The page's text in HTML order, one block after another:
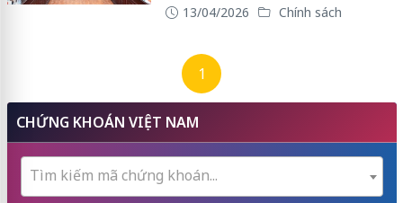
13/04/2026 Chính sách
1
CHỨNG KHOÁN VIỆT NAM
Tìm kiếm mã chứng khoán...